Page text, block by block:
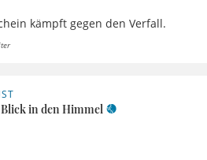
kämpft gegen den Verfall.
in den Himmel